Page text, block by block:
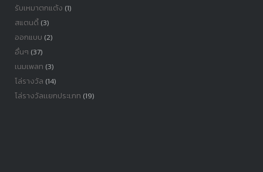
รับเหมาตกแต้ง (1)
สแตนดี้(3)
ออกแบบ (2)
อื่นๆ (37)
เนมเพลท (3)
โล่รางวัล (14)
โล่รางวัลเเยกประเภท (19)